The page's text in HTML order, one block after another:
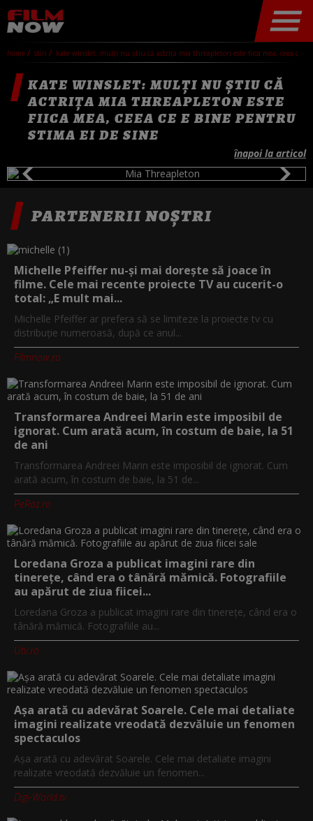
home stiri kate winslet: mulți nu știu că actrița mia threapleton este fiica mea, ceea ce e bine pentru stima ei de sine
KATE WINSLET: MULȚI NU ȘTIU CĂ
ACTRIȚA MIA THREAPLETON ESTE
FIICA MEA, CEEA CE E BINE PENTRU
STIMA EI DE SINE
înapoi la articol
PARTENERII NOȘTRI
Michelle Pfeiffer nu-și mai dorește să joace în
filme. Cele mai recente proiecte TV au cucerit-o
total: „E mult mai...
Michelle Pfeiffer ar prefera să se limiteze la proiecte tv cu
distribuție numeroasă, după ce anul...
Filmnow.ro
Transformarea Andreei Marin este imposibil de
ignorat. Cum arată acum, în costum de baie, la 51
de ani
Transformarea Andreei Marin este imposibil de ignorat. Cum
arată acum, în costum de baie, la 51 de...
PeRoz.ro
Loredana Groza a publicat imagini rare din
tinerețe, când era o tânără mămică. Fotografiile
au apărut de ziua fiicei...
Loredana Groza a publicat imagini rare din tinerețe, când era o
tânără mămică. Fotografiile au...
Utv.ro
Așa arată cu adevărat Soarele. Cele mai detaliate
imagini realizate vreodată dezvăluie un fenomen
spectaculos
Așa arată cu adevărat Soarele. Cele mai detaliate imagini
realizate vreodată dezvăluie un fenomen...
Digi-World.tv